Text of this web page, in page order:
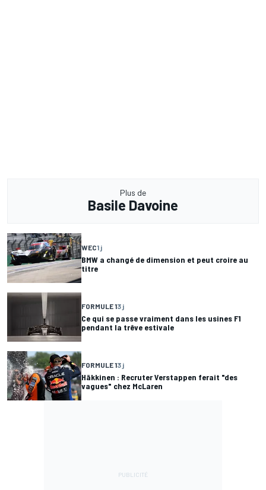
Plus de
Basile Davoine
WEC1 j
BMW a changé de dimension et peut croire au
titre
FORMULE 13 j
Ce qui se passe vraiment dans les usines F1
pendant la trêve estivale
FORMULE 13 j
Häkkinen : Recruter Verstappen ferait "des
vagues" chez McLaren